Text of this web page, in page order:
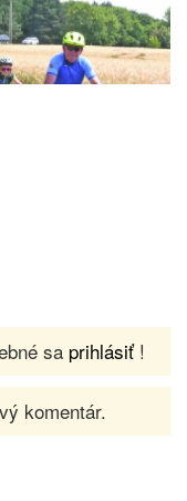
sa prihlásiť!
komentár.